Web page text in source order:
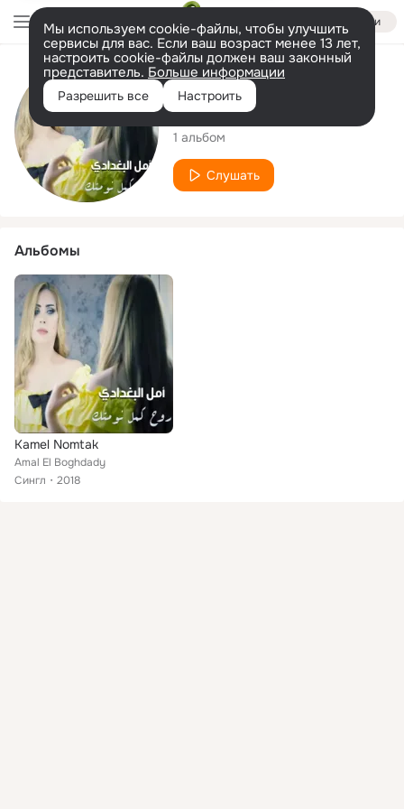
Войти
Мы используем cookie-файлы, чтобы улучшить
сервисы для вас. Если ваш возраст менее 13 лет,
настроить cookie-файлы должен ваш законный
представитель. Больше информации
Разрешить все Настроить
Исполнитель
Amal El Boghdady
1 альбом
Слушать
Альбомы
Kamel Nomtak
Amal El Boghdady
Сингл
2018